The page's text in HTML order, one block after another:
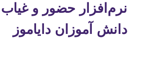
نرم‌افزار حضور و غیاب
دانش آموزان دایاموز